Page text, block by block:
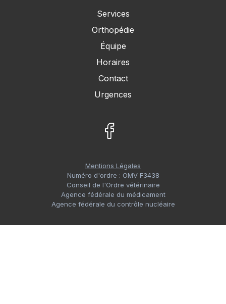
Services
Orthopédie
Équipe
Horaires
Contact
Urgences
Mentions Légales
Numéro d'ordre : OMV F3438
Conseil de l'Ordre vétérinaire
Agence fédérale du médicament
Agence fédérale du contrôle nucléaire